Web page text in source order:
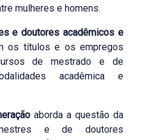
mulheres e homens.
e doutores acadêmicos e
os títulos e os empregos
de mestrado e de
acadêmica e
aborda a questão da
e de doutores